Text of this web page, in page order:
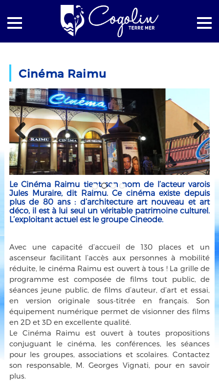
Cinéma Raimu
Previous Next
Le Cinéma Raimu tient son nom de l’acteur varois
Jules Muraire, dit Raimu. Ce cinéma existe depuis
plus de 80 ans : d’architecture art nouveau et art
déco, il est à lui seul un véritable patrimoine culturel.
L’exploitant actuel est le groupe Cineode.
Avec une capacité d’accueil de 130 places et un
ascenseur facilitant l’accès aux personnes à mobilité
réduite, le cinéma Raimu est ouvert à tous ! La grille de
programme est composée de films tout public, de
séances jeune public, de films d’auteur, d’art et essai,
en version originale sous-titrée en français. Son
équipement numérique permet de visionner des films
en 2D et 3D en excellente qualité.
Le Cinéma Raimu est ouvert à toutes propositions
conjuguant le cinéma, les conférences, les séances
pour les groupes, associations et scolaires. Contactez
son responsable, M. Georges Vignati, pour en savoir
plus.